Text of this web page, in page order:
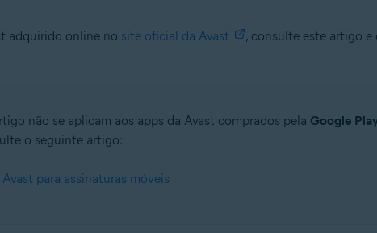
adquirido online no site oficial da Avast
, consulte este artigo
não se aplicam aos apps da Avast comprados pela Google
o seguinte artigo:
para assinaturas móveis